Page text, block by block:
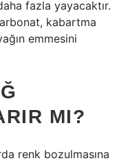
fazla yayacaktır.
kabartma
emmesini
MI?
renk bozulmasına